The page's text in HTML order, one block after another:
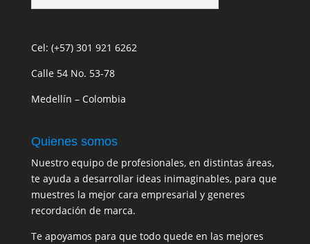
Cel: (+57) 301 921 6262
Calle 54 No. 53-78
Medellín – Colombia
Quienes somos
Nuestro equipo de profesionales, en distintas áreas,
te ayuda a desarrollar ideas inimaginables, para que
muestres la mejor cara empresarial y generes
recordación de marca.
Te apoyamos para que todo quede en las mejores